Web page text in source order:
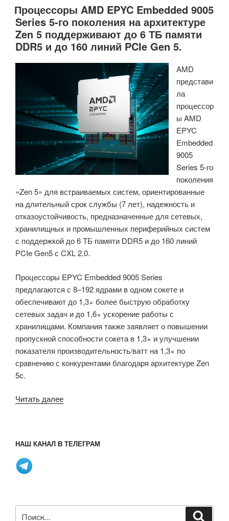
Систем
Linux
с
Помощью
Инструментов»
Процессоры AMD EPYC Embedded 9005
Series 5-го поколения на архитектуре
Zen 5 поддерживают до 6 ТБ памяти
DDR5 и до 160 линий PCIe Gen 5.
AMD
представи
ла
процессор
ы AMD
EPYC
Embedded
9005
Series 5-го
поколения
«Zen 5» для встраиваемых систем, ориентированные
на длительный срок службы (7 лет), надежность и
отказоустойчивость, предназначенные для сетевых,
хранилищных и промышленных периферийных систем
с поддержкой до 6 ТБ памяти DDR5 и до 160 линий
PCIe Gen5 с CXL 2.0.
Процессоры EPYC Embedded 9005 Series
предлагаются с 8–192 ядрами в одном сокете и
обеспечивают до 1,3× более быструю обработку
сетевых задач и до 1,6× ускорение работы с
хранилищами. Компания также заявляет о повышении
пропускной способности сокета в 1,3× и улучшении
показателя производительность/ватт на 1,3× по
сравнению с конкурентами благодаря архитектуре Zen
5c.
Читать далее«Процессоры
9005
на
НАШ КАНАЛ В ТЕЛЕГРАМ